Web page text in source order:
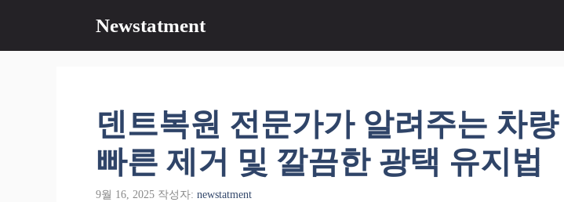
츠
Newstatment
덴트복원 전문가가 알려주는 차량
빠른 제거 및 깔끔한 광택 유지법
9월 16, 2025 작성자: newstatment